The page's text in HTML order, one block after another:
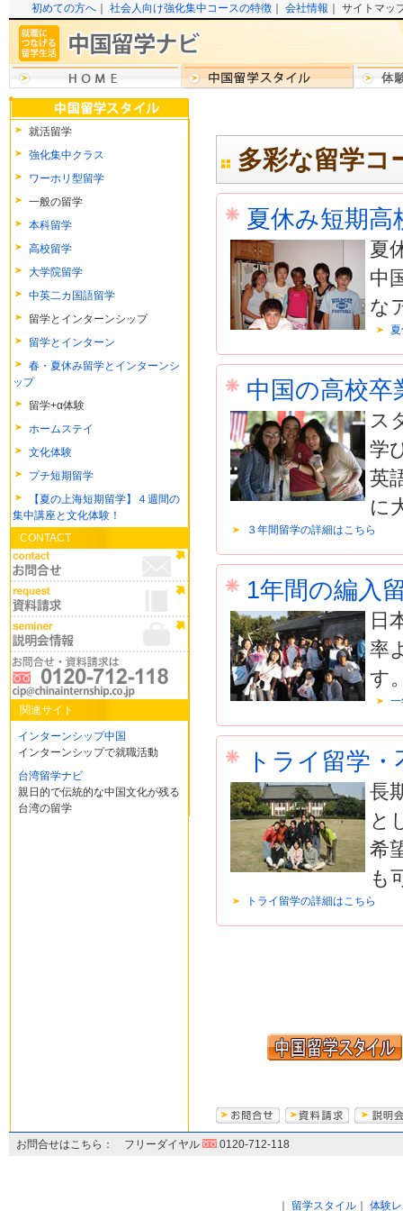
初めての方へ 社会人向け強化集中コースの特徴 会社情報 ｜ サイトマッ
就活留学
強化集中クラス
ワーホリ型留学
一般の留学
本科留学
高校留学
大学院留学
中英二カ国語留学
留学とインターンシップ
留学とインターン
春・夏休み留学とインターンシ
ップ
留学+α体験
ホームステイ
文化体験
プチ短期留学
【夏の上海短期留学】４週間の
集中講座と文化体験！
CONTACT
関連サイト
インターンシップ中国
インターンシップで就職活動
台湾留学ナビ
親日的で伝統的な中国文化が残る
台湾の留学
多彩な留
夏休み短期高
夏
中
な
中国の高校
ス
学
英
に
３年間留学の詳細はこちら
1年間の編入
日
率
す
トライ留学
長
と
希
も
トライ留学の詳細はこちら
お問合せはこちら： フリーダイヤル 0120-712-118
留学スタイル｜ 体験